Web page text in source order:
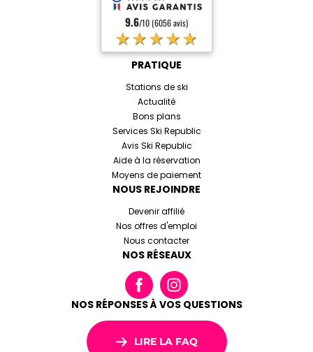
9.6/10 (6056 avis)
★★★★★
PRATIQUE
Stations de ski
Actualité
Bons plans
Services Ski Republic
Avis Ski Republic
Aide à la réservation
Moyens de paiement
NOUS REJOINDRE
Devenir affilié
Nos offres d'emploi
Nous contacter
NOS RÉSEAUX
NOS RÉPONSES À VOS QUESTIONS
LIRE LA FAQ